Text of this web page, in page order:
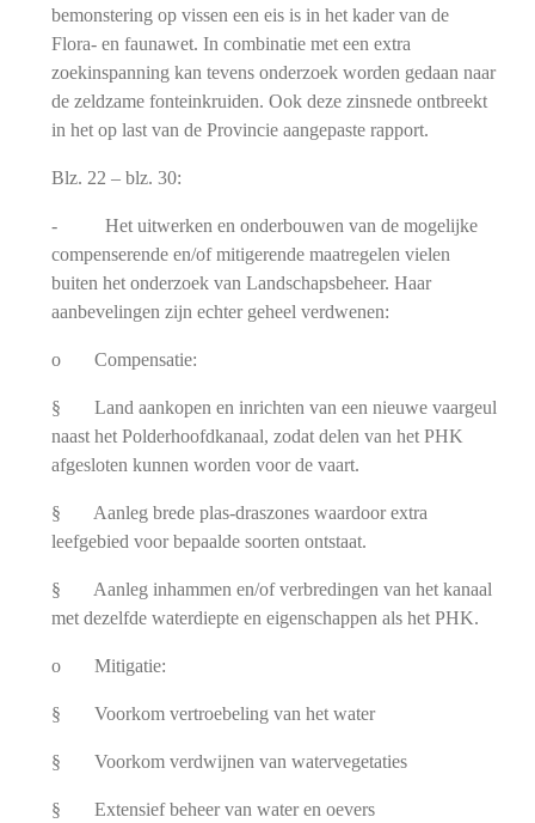
bemonstering op vissen een eis is in het kader van de
Flora- en faunawet. In combinatie met een extra
zoekinspanning kan tevens onderzoek worden gedaan naar
de zeldzame fonteinkruiden. Ook deze zinsnede ontbreekt
in het op last van de Provincie aangepaste rapport.
Blz. 22 – blz. 30:
- Het uitwerken en onderbouwen van de mogelijke
compenserende en/of mitigerende maatregelen vielen
buiten het onderzoek van Landschapsbeheer. Haar
aanbevelingen zijn echter geheel verdwenen:
o Compensatie:
§ Land aankopen en inrichten van een nieuwe vaargeul
naast het Polderhoofdkanaal, zodat delen van het PHK
afgesloten kunnen worden voor de vaart.
§ Aanleg brede plas-draszones waardoor extra
leefgebied voor bepaalde soorten ontstaat.
§ Aanleg inhammen en/of verbredingen van het kanaal
met dezelfde waterdiepte en eigenschappen als het PHK.
o Mitigatie:
§ Voorkom vertroebeling van het water
§ Voorkom verdwijnen van watervegetaties
§ Extensief beheer van water en oevers